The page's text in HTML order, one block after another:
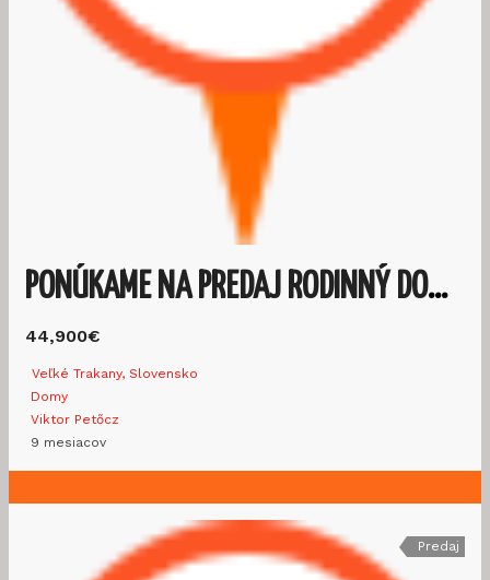
PONÚKAME NA PREDAJ RODINNÝ DOM NA REKONŠTRUKCIU V OBCI VEĽKÉ TRAKANY.
44,900€
Veľké Trakany, Slovensko
Domy
Viktor Petőcz
9 mesiacov
Predaj